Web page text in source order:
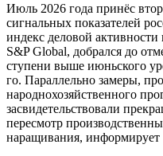
Июль 2026 года принёс
сигнальных показателей
индекс деловой
S&P Global, добрался до
ступени выше июньского
го. Параллельно замеры,
народнохозяйственного
засвидетельствовали
пересмотр
наращивания, информирует